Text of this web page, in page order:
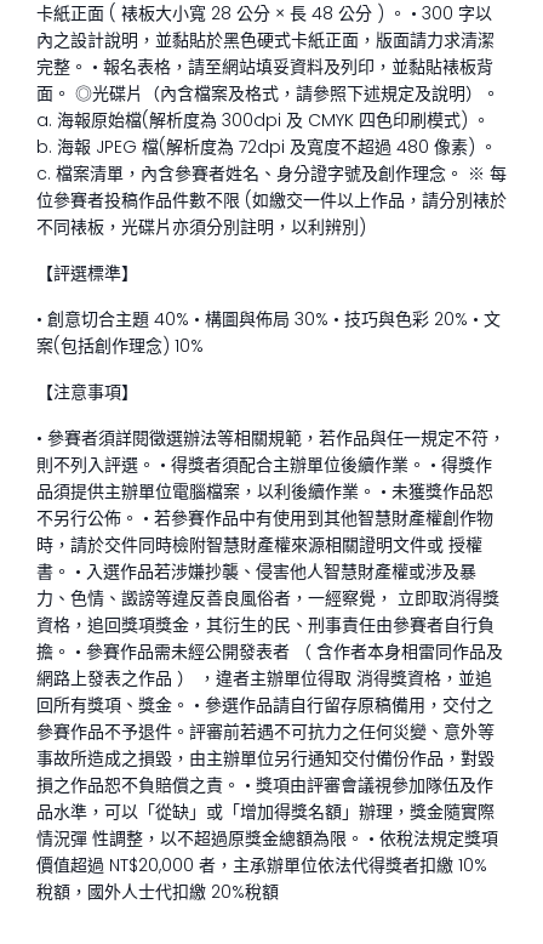
卡紙正面 ( 裱板大小寬 28 公分 × 長 48 公分 ) 。 • 300 字以
內之設計說明，並黏貼於黑色硬式卡紙正面，版面請力求清潔
完整。 • 報名表格，請至網站填妥資料及列印，並黏貼裱板背
面。 ◎光碟片（內含檔案及格式，請參照下述規定及說明）。
a. 海報原始檔(解析度為 300dpi 及 CMYK 四色印刷模式) 。
b. 海報 JPEG 檔(解析度為 72dpi 及寬度不超過 480 像素) 。
c. 檔案清單，內含參賽者姓名、身分證字號及創作理念。 ※ 每
位參賽者投稿作品件數不限 (如繳交一件以上作品，請分別裱於
不同裱板，光碟片亦須分別註明，以利辨別)
【評選標準】
• 創意切合主題 40% • 構圖與佈局 30% • 技巧與色彩 20% • 文
案(包括創作理念) 10%
【注意事項】
• 參賽者須詳閱徵選辦法等相關規範，若作品與任一規定不符，
則不列入評選。 • 得獎者須配合主辦單位後續作業。 • 得獎作
品須提供主辦單位電腦檔案，以利後續作業。 • 未獲獎作品恕
不另行公佈。 • 若參賽作品中有使用到其他智慧財產權創作物
時，請於交件同時檢附智慧財產權來源相關證明文件或 授權
書。 • 入選作品若涉嫌抄襲、侵害他人智慧財產權或涉及暴
力、色情、譭謗等違反善良風俗者，一經察覺， 立即取消得獎
資格，追回獎項獎金，其衍生的民、刑事責任由參賽者自行負
擔。 • 參賽作品需未經公開發表者 （ 含作者本身相雷同作品及
網路上發表之作品 ） ，違者主辦單位得取 消得獎資格，並追
回所有獎項、獎金。 • 參選作品請自行留存原稿備用，交付之
參賽作品不予退件。評審前若遇不可抗力之任何災變、意外等
事故所造成之損毀，由主辦單位另行通知交付備份作品，對毀
損之作品恕不負賠償之責。 • 獎項由評審會議視參加隊伍及作
品水準，可以「從缺」或「增加得獎名額」辦理，獎金隨實際
情況彈 性調整，以不超過原獎金總額為限。 • 依稅法規定獎項
價值超過 NT$20,000 者，主承辦單位依法代得獎者扣繳 10%
稅額，國外人士代扣繳 20%稅額